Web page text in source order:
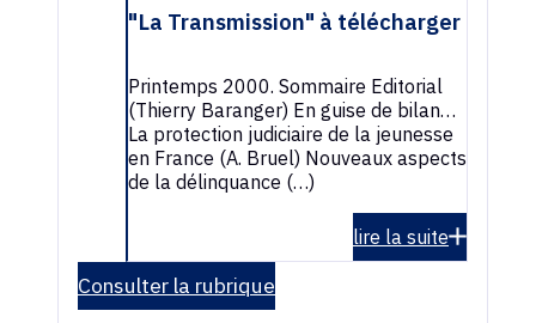
"La Transmission" à télécharger
Printemps 2000. Sommaire Editorial
(Thierry Baranger) En guise de bilan…
La protection judiciaire de la jeunesse
en France (A. Bruel) Nouveaux aspects
de la délinquance (…)
lire la suite
Consulter la rubrique